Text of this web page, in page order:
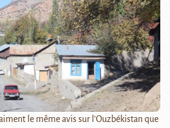
le même avis sur l'Ouzbékistan que